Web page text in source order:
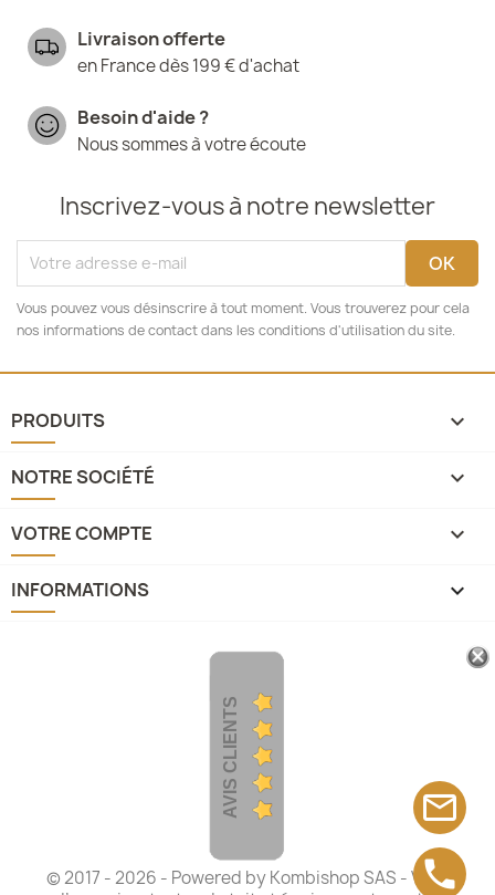
Livraison offerte
en France dès 199 € d'achat
Besoin d'aide ?
Nous sommes à votre écoute
Inscrivez-vous à notre newsletter
Vous pouvez vous désinscrire à tout moment. Vous trouverez pour cela
nos informations de contact dans les conditions d'utilisation du site.
PRODUITS 
NOTRE SOCIÉTÉ 
VOTRE COMPTE 
INFORMATIONS keyboard_arrow_down
AVIS CLIENTS
© 2017 - 2026 - Powered byKombishop SAS - Vans
phone
mail_outline